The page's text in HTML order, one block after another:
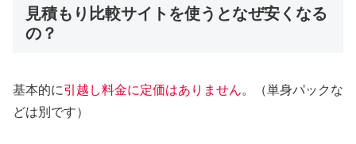
見積もり比較サイトを使うとなぜ安くなる
の？
基本的に引越し料金に定価はありません。（単身パックな
どは別です）